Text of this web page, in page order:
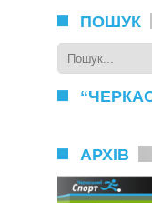
ПОШУК
АРХІВ